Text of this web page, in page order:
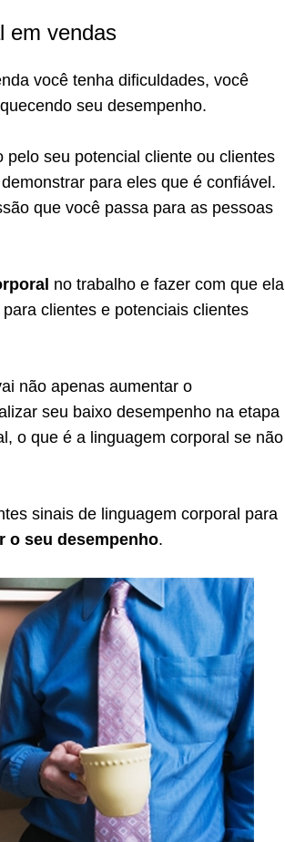
em vendas
você tenha dificuldades, você
seu desempenho.
seu potencial cliente ou clientes
para eles que é confiável.
que você passa para as pessoas
no trabalho e fazer com que ela
clientes e potenciais clientes
não apenas aumentar o
seu baixo desempenho na etapa
o que é a linguagem corporal se não
sinais de linguagem corporal para
o seu desempenho.